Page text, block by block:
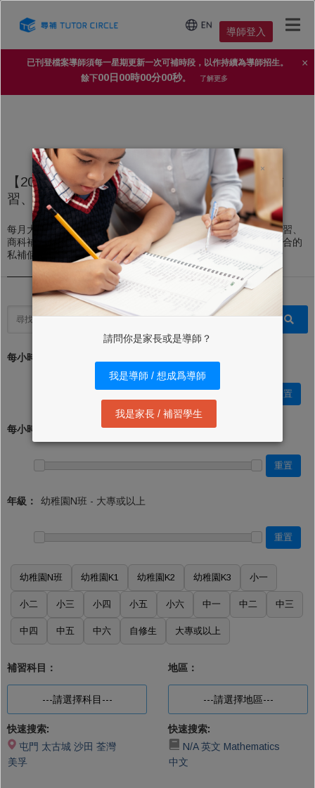
導師登入
×
已刊登檔案導師須每一星期更新一次可補時段，以作持續為導師招生。
餘下00日00時00分00秒。 了解更多
×
請問你是家長或是導師？
我是導師 / 想成爲導師
我是家長 / 補習學生
【2025年家長導師信賴 No.1 補習平台】上門補
習、私人補習個案
每月大量上門補習、私人補習個案，不論DSE文科補習、理科補習、
商科補習，還是高中、初中、小學補習，導師都能即時配對到適合的
私補個案。
每小時學費 (最低)：*
重置
每小時學費 (最高)：
重置
年級：
重置
幼稚園N班 幼稚園K1 幼稚園K2 幼稚園K3 小一
小二 小三 小四 小五 小六 中一 中二 中三
中四 中五 中六 自修生 大專或以上
補習科目： 地區：
---請選擇科目--- ---請選擇地區---
快速搜索:
屯門 太古城 沙田 荃灣
美孚
快速搜索:
N/A 英文 Mathematics
中文